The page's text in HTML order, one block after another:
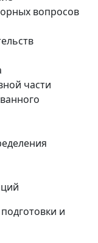
вопросов
части
и